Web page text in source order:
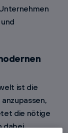
ist die
die nötige
dabei,